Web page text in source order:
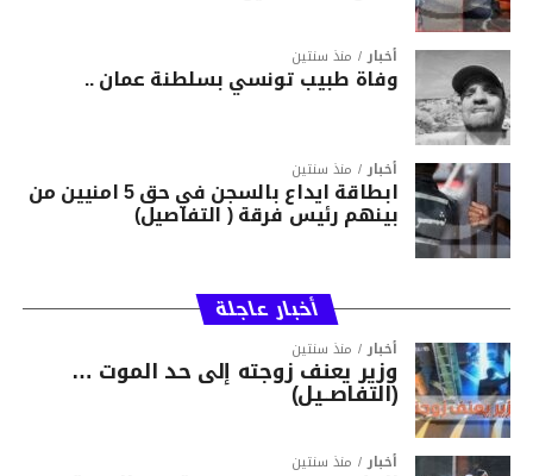
أخبار منذ سنتين
وفاة طبيب تونسي بسلطنة عمان ..
أخبار منذ سنتين
ابطاقة ايداع بالسجن في حق 5 امنيين من
بينهم رئيس فرقة ( التفاصيل)
أخبار عاجلة
أخبار منذ سنتين
وزير يعنف زوجته إلى حد الموت …
(التفاصــيل)
أخبار منذ سنتين